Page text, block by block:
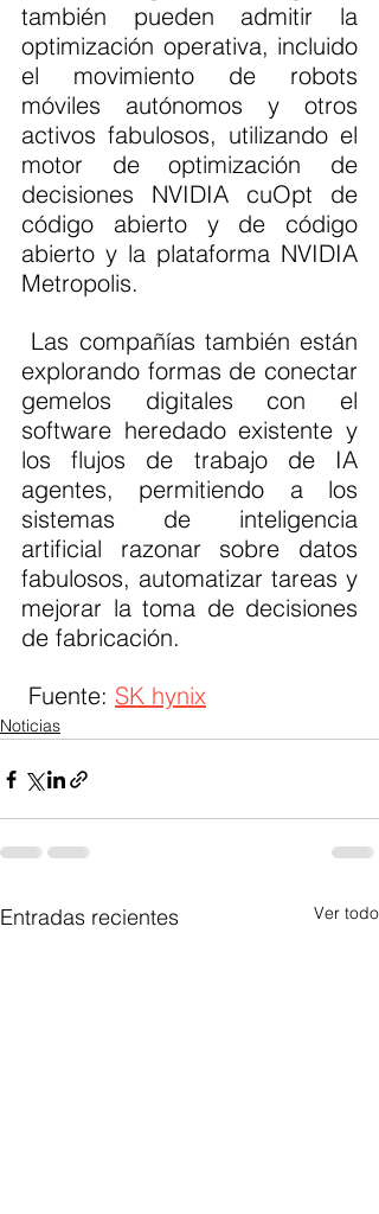
también pueden admitir la
optimización operativa, incluido
el movimiento de robots
móviles autónomos y otros
activos fabulosos, utilizando el
motor de optimización de
decisiones NVIDIA cuOpt de
código abierto y de código
abierto y la plataforma NVIDIA
Metropolis.
explorando formas de conectar
gemelos digitales con el
software heredado existente y
los flujos de trabajo de IA
agentes, permitiendo a los
sistemas de inteligencia
artificial razonar sobre datos
fabulosos, automatizar tareas y
mejorar la toma de decisiones
de fabricación.
Fuente: SK hynix
Noticias
Entradas recientes Ver todo